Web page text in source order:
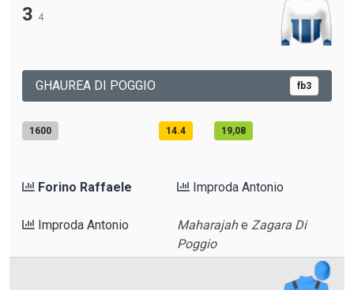
3 4
GHAUREA DI POGGIO fb3
1600 14.4 19,08
Forino Raffaele Improda Antonio
Improda Antonio Maharajahe Zagara Di
Poggio